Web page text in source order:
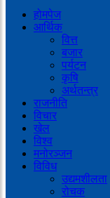
होमपेज
आर्थिक
वित्त
बजार
पर्यटन
कृषि
अर्थतन्त्र
राजनीति
विचार
खेल
विश्व
मनोरञ्जन
विविध
उद्यमशीलता
रोचक